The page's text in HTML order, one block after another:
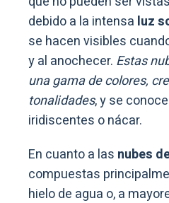
debido a la intensa luz
se hacen visibles
y al anochecer. Estas
una gama de colores,
tonalidades, y se
iridiscentes o nácar.
En cuanto a las nubes
compuestas
hielo de agua o, a